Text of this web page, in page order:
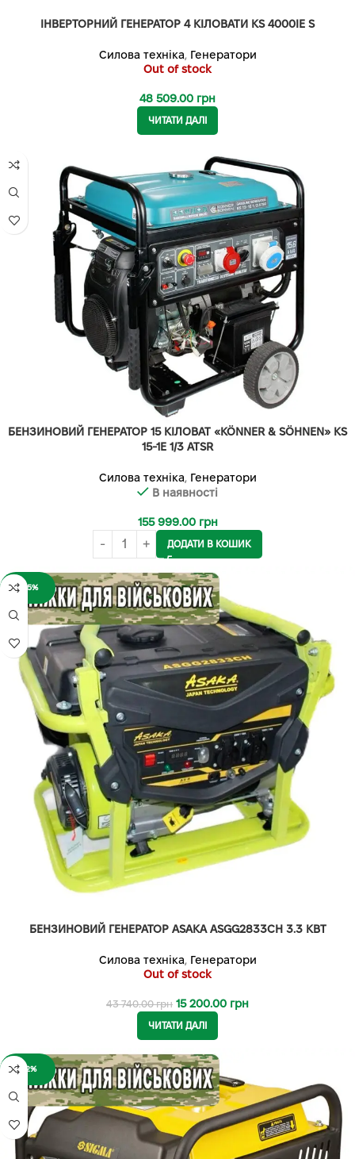
ІНВЕРТОРНИЙ ГЕНЕРАТОР 4 КІЛОВАТИ KS 4000IE S
Силова техніка, Генератори
Out of stock
48 509.00 грн
ЧИТАТИ ДАЛІ
БЕНЗИНОВИЙ ГЕНЕРАТОР 15 КІЛОВАТ «KÖNNER & SÖHNEN» KS
15-1E 1/3 ATSR
Силова техніка, Генератори
В наявності
155 999.00 грн
ДОДАТИ В КОШИК
-65%
БЕНЗИНОВИЙ ГЕНЕРАТОР ASAKA ASGG2833CН 3.3 КВТ
Силова техніка, Генератори
Out of stock
43 740.00грн 15 200.00 грн
ЧИТАТИ ДАЛІ
-12%